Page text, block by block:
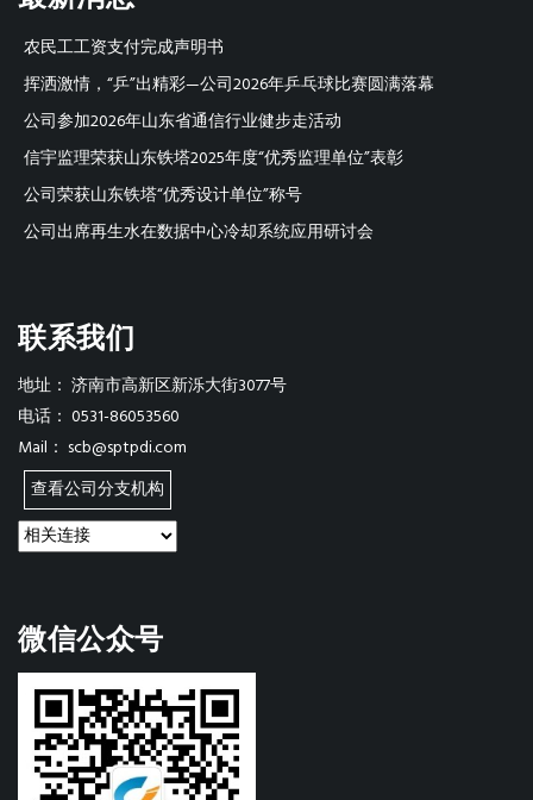
农民工工资支付完成声明书
挥洒激情，“乒”出精彩—公司2026年乒乓球比赛圆满落幕
公司参加2026年山东省通信行业健步走活动
信宇监理荣获山东铁塔2025年度“优秀监理单位”表彰
公司荣获山东铁塔“优秀设计单位”称号
公司出席再生水在数据中心冷却系统应用研讨会
联系我们
地址： 济南市高新区新泺大街3077号
电话： 0531-86053560
Mail： scb@sptpdi.com
查看公司分支机构
微信公众号